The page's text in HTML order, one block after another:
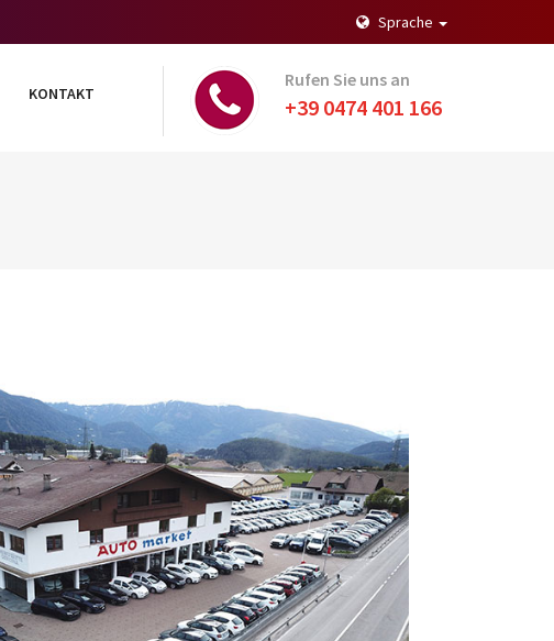
Sprache
KONTAKT
Rufen Sie uns an
+39 0474 401 166